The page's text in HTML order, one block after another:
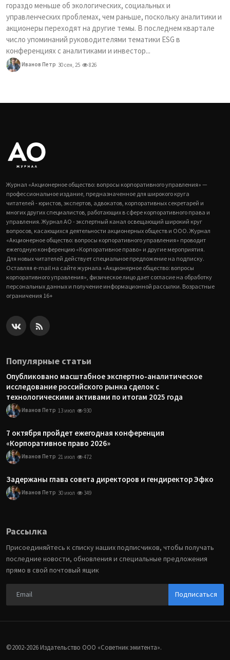
гораздо меньше об экологических, социальных и
управленческих проблемах, чем раньше, поскольку аналитики и
акционеры переходят на другие темы. В последнем квартале
число упоминаний руководителями тематики ESG в
конференциях с аналитиками и инвестор...
Иванов Петр 30 сен, 25 826
Журнал «Акционерное общество: вопросы корпоративного управления» —
профессиональное издание, предназначенное для широкого круга
читателей - юристов, экспертов, адвокатов, корпоративных секретарей и
многих других специалистов, работающих в сфере корпоративного права и
управления. Журнал АО - экспертный канал освещающий широкий круг
вопросов, касающихся деятельности акционерных обществ и ООО. Журнал
«Акционерное общество: вопросы корпоративного управления» проводит
ежегодную конференцию «Корпоративное право» и другие мероприятия.
Для новых читателей действует специальное предложение на подписку.
Оставляя e-mail на сайте журнала «Акционерное общество: вопросы
корпоративного управления», физическое лицо дает согласие на обработку
персональных данных и получение информационной рассылки. Возрастные
ограничения 16+
Популярные статьи
Опубликовано масштабное экспертно-аналитическое
исследование российского рынка сделок с
технологическими активами по итогам 2025 года
Иванов Петр 13 июл 930
7 октября пройдет ежегодная конференция
«Корпоративное право 2026»
Иванов Петр 21 июл 472
Задержаны глава совета директоров и гендиректор Эфко
Иванов Петр 30 июл 349
Рассылка
Присоединяйтесь к списку наших подписчиков, чтобы получать
последние новости, обновления и специальные предложения
прямо в свой почтовый ящик
Подписаться
©2002-2026 Издательство ООО «‎Советник эмитента».